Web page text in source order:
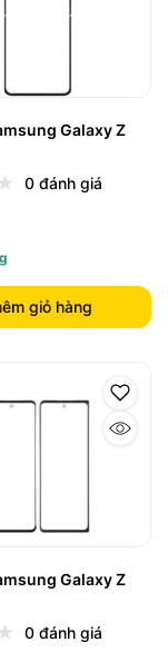
Galaxy Z
0 đánh giá
giỏ hàng
Galaxy Z
0 đánh giá